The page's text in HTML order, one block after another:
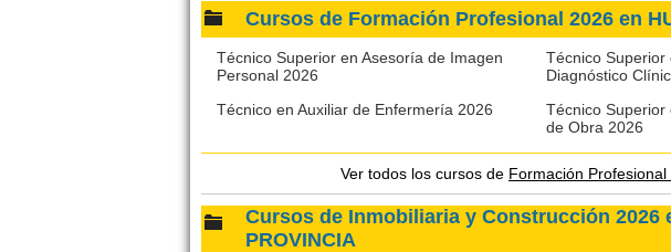
Cursos de Formación Profesional 2026 en
Técnico Superior en Asesoría de Imagen
Personal 2026
Técnico
Diagnóstico
Técnico en Auxiliar de Enfermería 2026
Técnico Superior
de Obra 2026
Ver todos los cursos de Formación Profesional
Cursos de Inmobiliaria y Construcción 2026
PROVINCIA